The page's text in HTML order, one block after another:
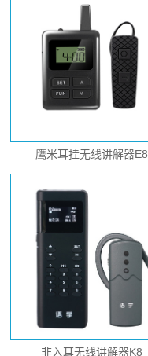
鹰米耳挂无线讲解器E8
非入耳无线讲解器K8